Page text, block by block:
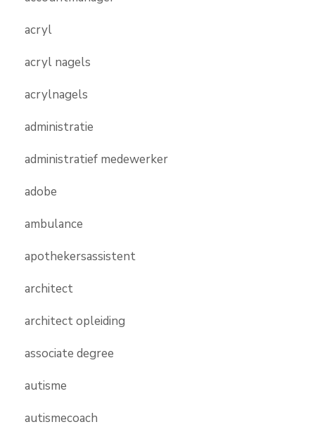
acryl
acryl nagels
acrylnagels
administratie
administratief medewerker
adobe
ambulance
apothekersassistent
architect
architect opleiding
associate degree
autisme
autismecoach